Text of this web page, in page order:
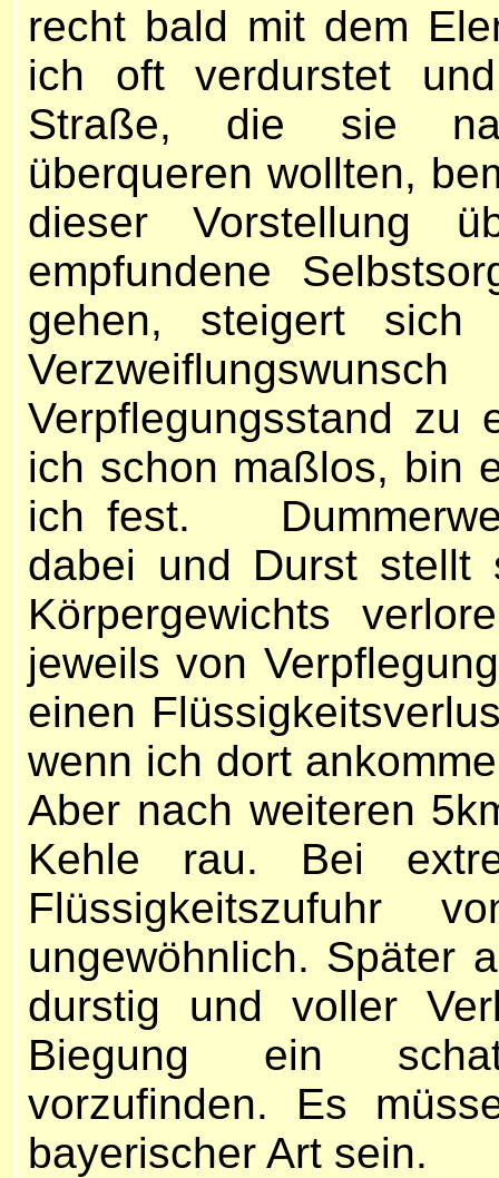
recht bald mit dem
ich oft verdurstet
Straße, die sie
überqueren wollten,
dieser Vorstellung
empfundene
gehen, steigert sich
Verpflegungsstand zu
ich schon maßlos, bin
ich fest.
dabei und Durst
Körpergewichts
jeweils von
einen
wenn ich dort
Aber nach weiteren
Kehle rau. Bei
ungewöhnlich. Später
durstig und voller
Biegung ein
vorzufinden. Es
bayerischer Art sein.